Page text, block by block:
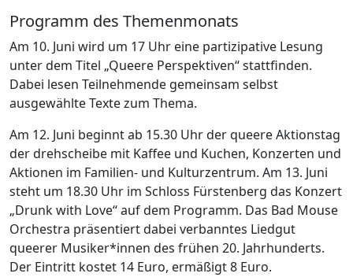
Programm des Themenmonats
Am 10. Juni wird um 17 Uhr eine partizipative Lesung
unter dem Titel „Queere Perspektiven“ stattfinden.
Dabei lesen Teilnehmende gemeinsam selbst
ausgewählte Texte zum Thema.
Am 12. Juni beginnt ab 15.30 Uhr der queere Aktionstag
der drehscheibe mit Kaffee und Kuchen, Konzerten und
Aktionen im Familien- und Kulturzentrum. Am 13. Juni
steht um 18.30 Uhr im Schloss Fürstenberg das Konzert
„Drunk with Love“ auf dem Programm. Das Bad Mouse
Orchestra präsentiert dabei verbanntes Liedgut
queerer Musiker*innen des frühen 20. Jahrhunderts.
Der Eintritt kostet 14 Euro, ermäßigt 8 Euro.